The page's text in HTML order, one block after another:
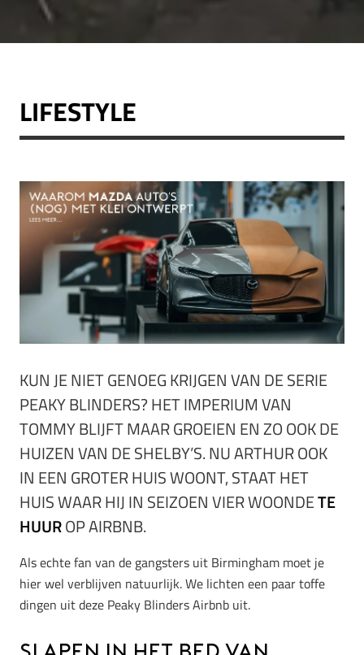
LIFESTYLE
KUN JE NIET GENOEG KRIJGEN VAN DE SERIE
PEAKY BLINDERS? HET IMPERIUM VAN
TOMMY BLIJFT MAAR GROEIEN EN ZO OOK DE
HUIZEN VAN DE SHELBY’S. NU ARTHUR OOK
IN EEN GROTER HUIS WOONT, STAAT HET
HUIS WAAR HIJ IN SEIZOEN VIER WOONDETE
HUUROP AIRBNB.
Als echte fan van de gangsters uit Birmingham moet je
hier wel verblijven natuurlijk. We lichten een paar toffe
dingen uit deze Peaky Blinders Airbnb uit.